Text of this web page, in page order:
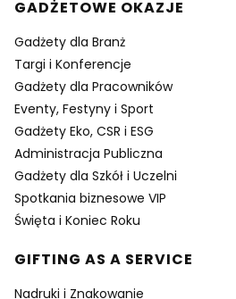
GADŻETOWE OKAZJE
Gadżety dla Branż
Targi i Konferencje
Gadżety dla Pracowników
Eventy, Festyny i Sport
Gadżety Eko, CSR i ESG
Administracja Publiczna
Gadżety dla Szkół i Uczelni
Spotkania biznesowe VIP
Święta i Koniec Roku
GIFTING AS A SERVICE
Nadruki i Znakowanie